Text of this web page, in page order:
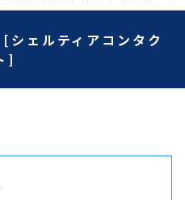
シェルティアコンタク
]